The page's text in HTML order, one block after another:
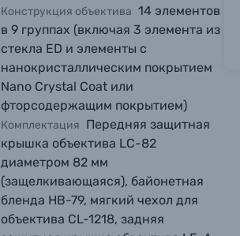
Конструкция объектива 14 элементов
в 9 группах (включая 3 элемента из
стекла ED и элементы с
нанокристаллическим покрытием
Nano Crystal Coat или
фторсодержащим покрытием)
Комплектация Передняя защитная
крышка объектива LC-82
диаметром 82 мм
(защелкивающаяся), байонетная
бленда HB-79, мягкий чехол для
объектива CL-1218, задняя